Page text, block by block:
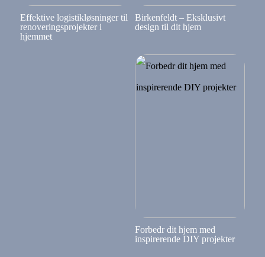
Effektive logistikløsninger til
renoveringsprojekter i
hjemmet
Birkenfeldt – Eksklusivt
design til dit hjem
Forbedr dit hjem med
inspirerende DIY projekter